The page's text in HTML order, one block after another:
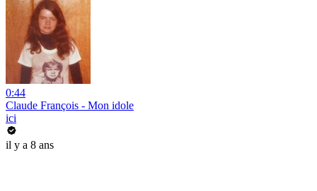
0:44
Claude François - Mon idole
ici
il y a 8 ans